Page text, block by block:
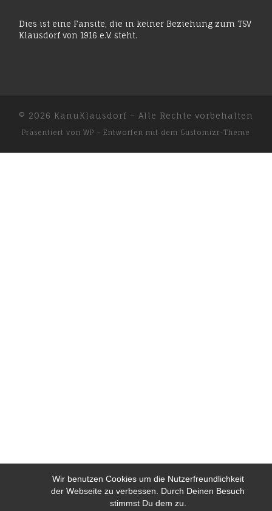
Wir benutzen Cookies um die Nutzerfreundlichkeit
der Webseite zu verbessen. Durch Deinen Besuch
stimmst Du dem zu.
Dies ist eine Fansite, die in keiner Beziehung zum TSV
Klausdorf von 1916 e.V. steht.
© 2026 KanuKlausdorf – Alle Rechte vorbehalten
Präsentiert von WP – Entworfen mit dem Customizr-Theme